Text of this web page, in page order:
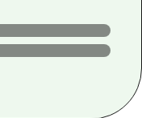
高原ア